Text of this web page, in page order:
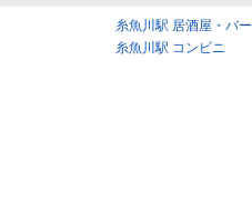
糸魚川駅 居酒屋・バ
糸魚川駅 コンビニ